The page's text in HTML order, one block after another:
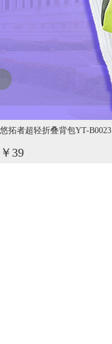
悠拓者超轻折叠背包YT-B0023
￥39